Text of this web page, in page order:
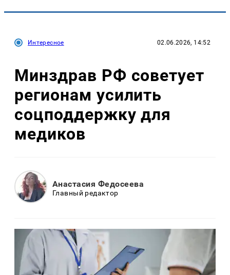
Интересное 02.06.2026, 14:52
Минздрав РФ советует
регионам усилить
соцподдержку для
медиков
Анастасия Федосеева
Главный редактор